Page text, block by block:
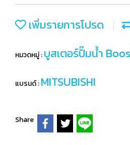
เพิ่มรายการโปรด
หมวดหมู่ :บูสเตอร์ปั๊มน้ำ
แบรนด์ :MITSUBISHI
Share